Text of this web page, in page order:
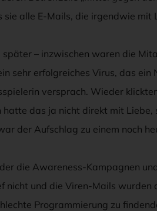
alle E-Mails, die irgendwie mit
– inzwischen waren die
sehr erfolgreiches Virus, das
versprach. Wieder
hatte das ja nicht direkt mit
der Aufschlag zu einem noch
die Awareness-Kampagnen
nicht und die Viren-Mails wurden
Programmierung zu